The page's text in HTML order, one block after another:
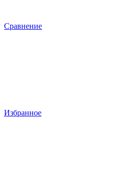
Сравнение
Избранное